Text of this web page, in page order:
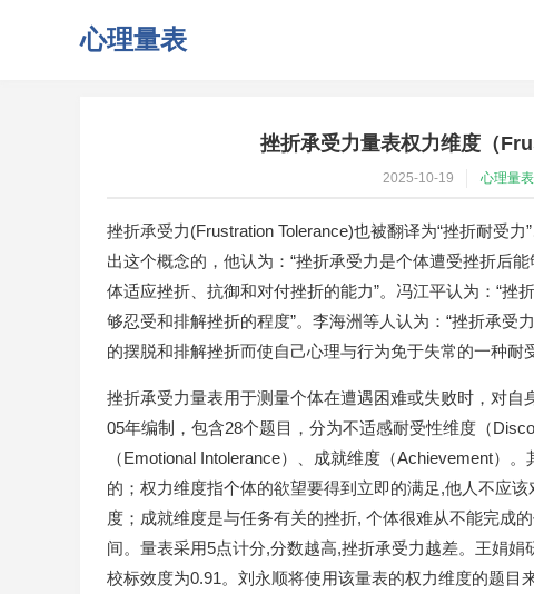
心理量表
挫折承受力量表权力维度（
2025-10-19 心理量表
挫折承受力(Frustration Tolerance)也被翻译为“挫折耐受力
出这个概念的，他认为：“挫折承受力是个体遭受挫折后
体适应挫折、抗御和对付挫折的能力”。冯江平认为：“
够忍受和排解挫折的程度”。李海洲等人认为：“挫折承
的摆脱和排解挫折而使自己心理与行为免于失常的一种耐
挫折承受力量表用于测量个体在遭遇困难或失败时，对
05年编制，包含28个题目，分为不适感耐受性维度（
（Emotional Intolerance）、成就维度（Achievement）
的；权力维度指个体的欲望要得到立即的满足,他人不应
度；成就维度是与任务有关的挫折, 个体很难从不能完成
间。量表采用5点计分,分数越高,挫折承受力越差。王娟
校标效度为0.91。刘永顺将使用该量表的权力维度的题